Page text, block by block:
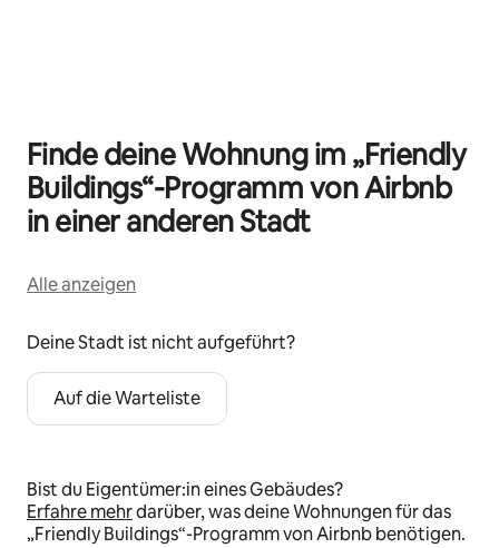
Finde deine Wohnung im „Friendly
Buildings“-Programm von Airbnb
in einer anderen Stadt
Alle anzeigen
Deine Stadt ist nicht aufgeführt?
Auf die Warteliste
Bist du Eigentümer:in eines Gebäudes?
Erfahre mehrdarüber, was deine Wohnungen für das
„Friendly Buildings“-Programm von Airbnb benötigen.